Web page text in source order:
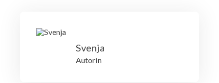
Svenja
Autorin